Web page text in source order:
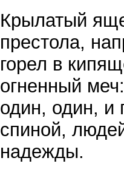
Крылатый
престола,
горел в
огненный
один, один, и
спиной,
надежды.